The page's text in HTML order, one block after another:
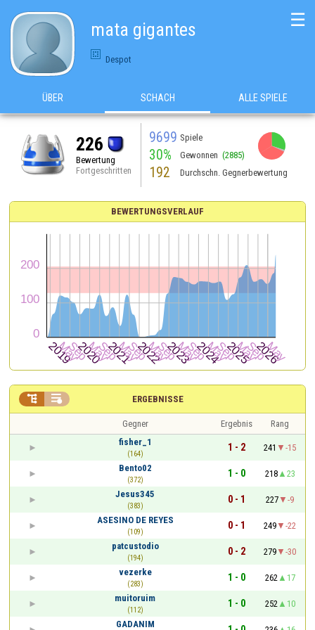
mata gigantes
Despot
☰
ÜBER SCHACH ALLE SPIELE
226
Bewertung
Fortgeschritten
9699 Spiele
30% Gewonnen (2885)
192 Durchschn. Gegnerbewertung
BEWERTUNGSVERLAUF
ERGEBNISSE
 
Gegner Ergebnis
Rang
fisher_1
(164)
1 - 2 241
-15
Bento02
(372)
1 - 0 218
23
Jesus345
(383)
0 - 1 227
-9
ASESINO DE REYES
(109)
0 - 1 249
-22
patcustodio
(194)
0 - 2 279
-30
vezerke
(283)
1 - 0 262
17
muitoruim
(112)
1 - 0 252
10
GADANIM